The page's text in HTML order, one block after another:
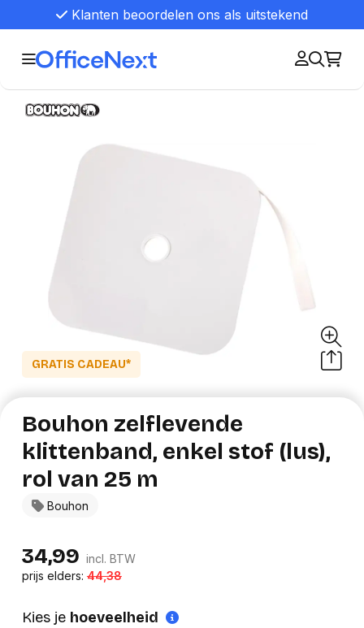
Klanten beoordelen ons als uitstekend
GRATIS CADEAU*
Bouhon
Bouhon zelflevende
klittenband, enkel stof (lus),
rol van 25 m
34,99 incl. BTW
prijs elders:44,38
Kies je hoeveelheid